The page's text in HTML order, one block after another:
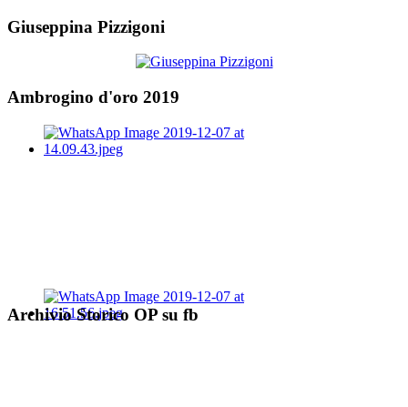
Giuseppina Pizzigoni
Ambrogino d'oro 2019
Archivio Storico OP su fb